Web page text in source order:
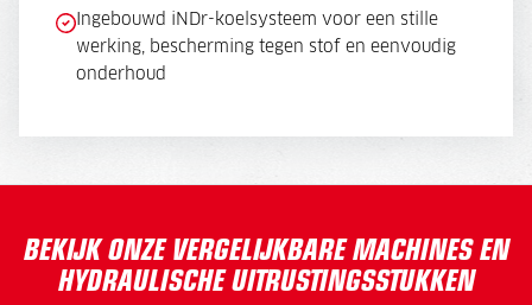
Ingebouwd iNDr-koelsysteem voor een stille
werking, bescherming tegen stof en eenvoudig
onderhoud
BEKIJK ONZE VERGELIJKBARE MACHINES EN
HYDRAULISCHE UITRUSTINGSSTUKKEN